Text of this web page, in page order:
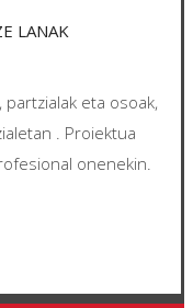
LANAK
eta osoak,
. Proiektua
onenekin.